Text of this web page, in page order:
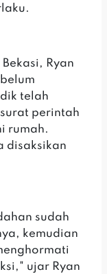
Ryan
telah
perintah
rumah.
disaksikan
sudah
kemudian
ujar Ryan